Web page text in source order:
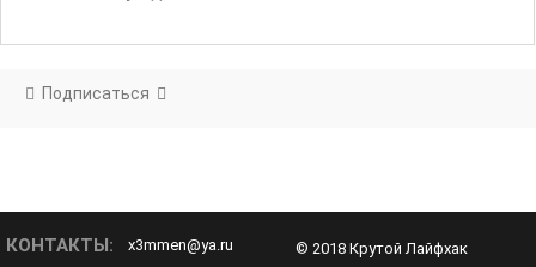
Подписаться
КОНТАКТЫ: x3mmen@ya.ru © 2018 Крутой Лайфхак